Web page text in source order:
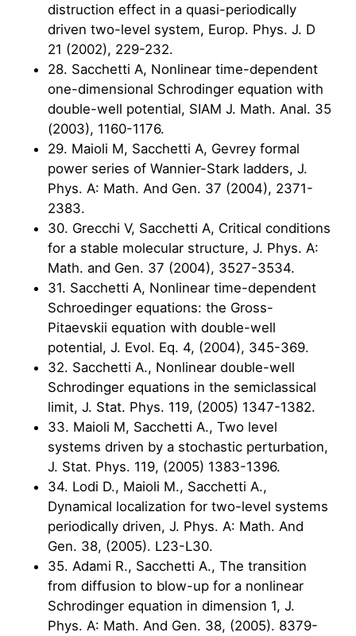
distruction effect in a quasi-periodically
driven two-level system, Europ. Phys. J. D
21 (2002), 229-232.
28. Sacchetti A, Nonlinear time-dependent
one-dimensional Schrodinger equation with
double-well potential, SIAM J. Math. Anal. 35
(2003), 1160-1176.
29. Maioli M, Sacchetti A, Gevrey formal
power series of Wannier-Stark ladders, J.
Phys. A: Math. And Gen. 37 (2004), 2371-
2383.
30. Grecchi V, Sacchetti A, Critical conditions
for a stable molecular structure, J. Phys. A:
Math. and Gen. 37 (2004), 3527-3534.
31. Sacchetti A, Nonlinear time-dependent
Schroedinger equations: the Gross-
Pitaevskii equation with double-well
potential, J. Evol. Eq. 4, (2004), 345-369.
32. Sacchetti A., Nonlinear double-well
Schrodinger equations in the semiclassical
limit, J. Stat. Phys. 119, (2005) 1347-1382.
33. Maioli M, Sacchetti A., Two level
systems driven by a stochastic perturbation,
J. Stat. Phys. 119, (2005) 1383-1396.
34. Lodi D., Maioli M., Sacchetti A.,
Dynamical localization for two-level systems
periodically driven, J. Phys. A: Math. And
Gen. 38, (2005). L23-L30.
35. Adami R., Sacchetti A., The transition
from diffusion to blow-up for a nonlinear
Schrodinger equation in dimension 1, J.
Phys. A: Math. And Gen. 38, (2005). 8379-